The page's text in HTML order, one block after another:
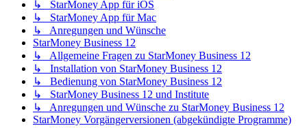
↳ StarMoney App für iOS
↳ StarMoney App für Mac
↳ Anregungen und Wünsche
StarMoney Business 12
↳ Allgemeine Fragen zu StarMoney Business 12
↳ Installation von StarMoney Business 12
↳ Bedienung von StarMoney Business 12
↳ StarMoney Business 12 und Institute
↳ Anregungen und Wünsche zu StarMoney Business 12
StarMoney Vorgängerversionen (abgekündigte Programme)